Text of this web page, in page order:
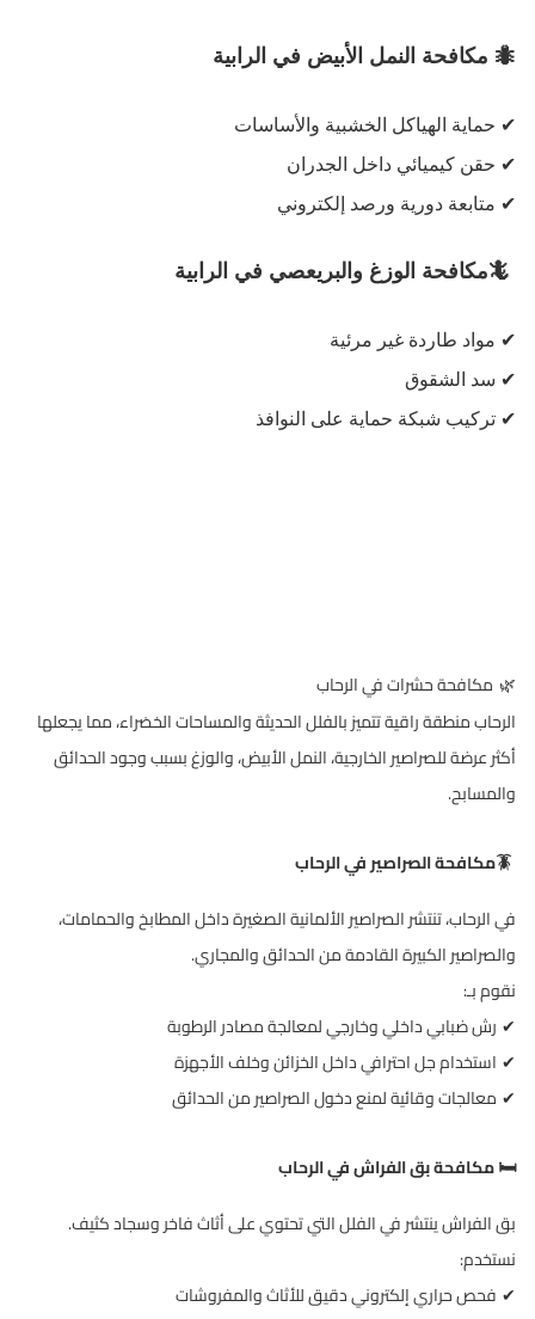
🐜 مكافحة النمل الأبيض في الرابية
✔ حماية الهياكل الخشبية والأساسات
✔ حقن كيميائي داخل الجدران
✔ متابعة دورية ورصد إلكتروني
🦎مكافحة الوزغ والبريعصي في الرابية
✔ مواد طاردة غير مرئية
✔ سد الشقوق
✔ تركيب شبكة حماية على النوافذ
🌿 مكافحة حشرات في الرحاب
الرحاب منطقة راقية تتميز بالفلل الحديثة والمساحات الخضراء، مما يجعلها
أكثر عرضة للصراصير الخارجية، النمل الأبيض، والوزغ بسبب وجود الحدائق
والمسابح.
🪳مكافحة الصراصير في الرحاب
في الرحاب، تنتشر الصراصير الألمانية الصغيرة داخل المطابخ والحمامات،
والصراصير الكبيرة القادمة من الحدائق والمجاري.
نقوم بـ:
✔ رش ضبابي داخلي وخارجي لمعالجة مصادر الرطوبة
✔ استخدام جل احترافي داخل الخزائن وخلف الأجهزة
✔ معالجات وقائية لمنع دخول الصراصير من الحدائق
🛏 مكافحة بق الفراش في الرحاب
بق الفراش ينتشر في الفلل التي تحتوي على أثاث فاخر وسجاد كثيف.
نستخدم:
✔ فحص حراري إلكتروني دقيق للأثاث والمفروشات